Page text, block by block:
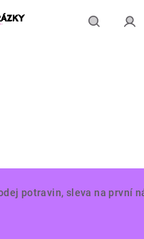
potravin, sleva na první